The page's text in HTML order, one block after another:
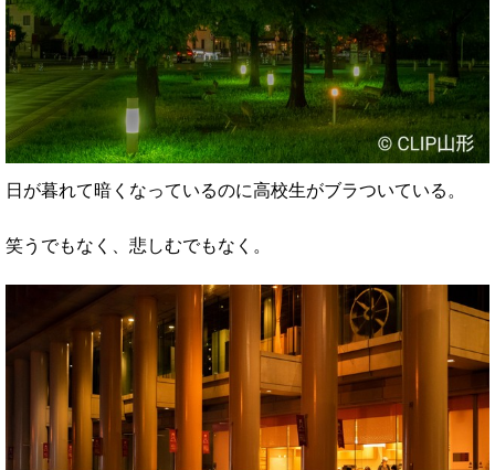
日が暮れて暗くなっているのに高校生がブラついている。
笑うでもなく、悲しむでもなく。